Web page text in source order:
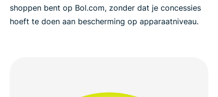
shoppen bent op Bol.com, zonder dat je concessies
hoeft te doen aan bescherming op apparaatniveau.